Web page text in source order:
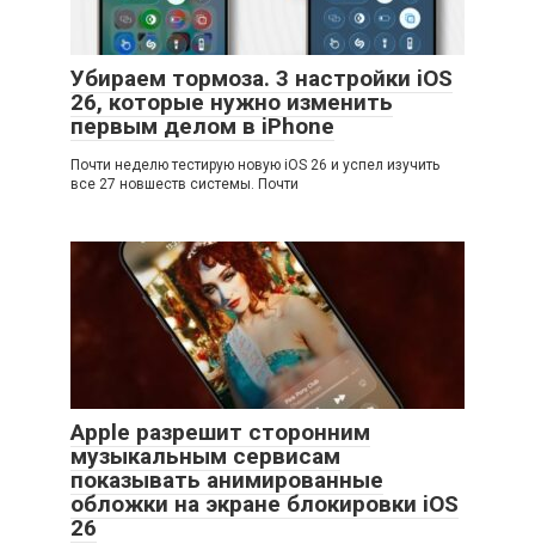
Убираем тормоза. 3 настройки iOS
26, которые нужно изменить
первым делом в iPhone
Почти неделю тестирую новую iOS 26 и успел изучить
все 27 новшеств системы. Почти
Apple разрешит сторонним
музыкальным сервисам
показывать анимированные
обложки на экране блокировки iOS
26